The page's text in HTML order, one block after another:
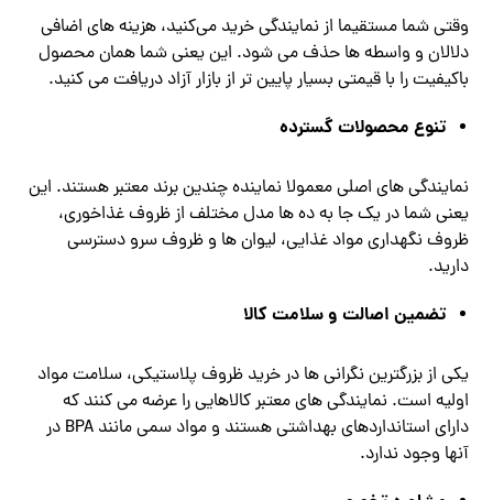
وقتی شما مستقیما از نمایندگی خرید می‌کنید، هزینه‌ های اضافی
دلالان و واسطه‌ ها حذف می ‌شود. این یعنی شما همان محصول
باکیفیت را با قیمتی بسیار پایین ‌تر از بازار آزاد دریافت می‌ کنید.
تنوع محصولات گسترده
نمایندگی ‌های اصلی معمولا نماینده چندین برند معتبر هستند. این
یعنی شما در یک جا به ده‌ ها مدل مختلف از ظروف غذاخوری،
ظروف نگهداری مواد غذایی، لیوان ‌ها و ظروف سرو دسترسی
دارید.
تضمین اصالت و سلامت کالا
یکی از بزرگترین نگرانی ‌ها در خرید ظروف پلاستیکی، سلامت مواد
اولیه است. نمایندگی‌ های معتبر کالاهایی را عرضه می ‌کنند که
دارای استانداردهای بهداشتی هستند و مواد سمی مانند BPA در
آنها وجود ندارد.